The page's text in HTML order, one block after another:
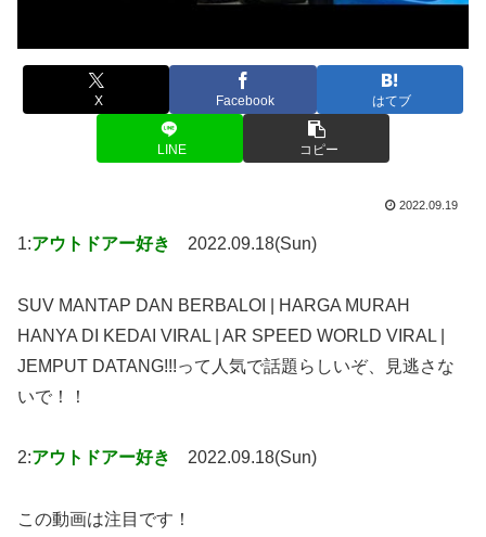
X Facebook はてブ
LINE コピー
2022.09.19
1:アウトドアー好き 2022.09.18(Sun)
SUV MANTAP DAN BERBALOI | HARGA MURAH
HANYA DI KEDAI VIRAL | AR SPEED WORLD VIRAL |
JEMPUT DATANG!!!って人気で話題らしいぞ、見逃さな
いで！！
2:アウトドアー好き 2022.09.18(Sun)
この動画は注目です！